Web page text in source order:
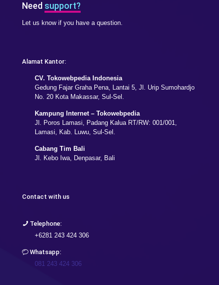
Need support?
Let us know if you have a question.
Alamat Kantor:
CV. Tokowebpedia Indonesia
Gedung Fajar Graha Pena, Lantai 5, Jl. Urip Sumohardjo
No. 20 Kota Makassar, Sul-Sel.
Kampung Internet – Tokowebpedia
Jl. Poros Lamasi, Padang Kalua RT/RW: 001/001,
Lamasi, Kab. Luwu, Sul-Sel.
Cabang Tim Bali
Jl. Kebo Iwa, Denpasar, Bali
Contact with us
Telephone:
+6281 243 424 306
Whatsapp:
081 243 424 306